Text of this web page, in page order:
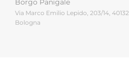
Borgo Panigale
Via Marco Emilio Lepido, 203/14, 40132
Bologna